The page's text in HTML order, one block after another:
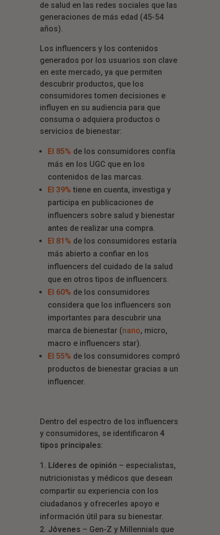
de salud en las redes sociales que las
generaciones de más edad (45-54
años).
Los influencers y los contenidos
generados por los usuarios son clave
en este mercado, ya que permiten
descubrir productos, que los
consumidores tomen decisiones e
influyen en su audiencia para que
consuma o adquiera productos o
servicios de bienestar:
El 85% de los consumidores confía
más en los UGC que en los
contenidos de las marcas.
El 39% tiene en cuenta, investiga y
participa en publicaciones de
influencers sobre salud y bienestar
antes de realizar una compra.
El 81% de los consumidores estaría
más abierto a confiar en los
influencers del cuidado de la salud
que en otros tipos de influencers.
El 60% de los consumidores
considera que los influencers son
importantes para descubrir una
marca de bienestar (nano, micro,
macro e influencers star).
El 55% de los consumidores compró
productos de bienestar gracias a un
influencer.
Dentro del espectro de los influencers
y consumidores, se identificaron 4
tipos principales:
Líderes de opinión – especialistas,
nutricionistas y médicos que desean
compartir su experiencia con los
ciudadanos y ofrecerles apoyo e
información útil para su bienestar.
Jóvenes – Gen-Z y Millennials que